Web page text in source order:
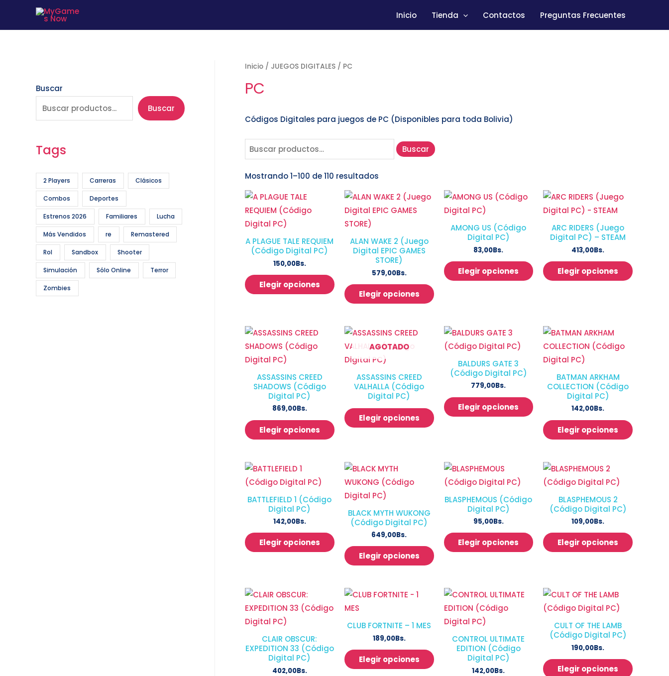
Inicio Tienda Contactos Preguntas Frecuentes
Buscar
Buscar
Tags
2 Players Carreras Clásicos
Combos Deportes
Estrenos 2026 Familiares Lucha
Más Vendidos re Remastered
Rol Sandbox Shooter
Simulación Sólo Online Terror
Zombies
Inicio / JUEGOS DIGITALES / PC
PC
Códigos Digitales para juegos de PC (Disponibles para toda Bolivia)
Buscar
Mostrando 1–100 de 110 resultados
A PLAGUE TALE REQUIEM
(Código Digital PC)
150,00Bs.
Elegir opciones
ALAN WAKE 2 (Juego
Digital EPIC GAMES
STORE)
579,00Bs.
Elegir opciones
AMONG US (Código
Digital PC)
83,00Bs.
Elegir opciones
ARC RIDERS (Juego
Digital PC) – STEAM
413,00Bs.
Elegir opciones
ASSASSINS CREED
SHADOWS (Código
Digital PC)
869,00Bs.
Elegir opciones
AGOTADO
ASSASSINS CREED
VALHALLA (Código
Digital PC)
Elegir opciones
BALDURS GATE 3
(Código Digital PC)
779,00Bs.
Elegir opciones
BATMAN ARKHAM
COLLECTION (Código
Digital PC)
142,00Bs.
Elegir opciones
BATTLEFIELD 1 (Código
Digital PC)
142,00Bs.
Elegir opciones
BLACK MYTH WUKONG
(Código Digital PC)
649,00Bs.
Elegir opciones
BLASPHEMOUS (Código
Digital PC)
95,00Bs.
Elegir opciones
BLASPHEMOUS 2
(Código Digital PC)
109,00Bs.
Elegir opciones
CLAIR OBSCUR:
EXPEDITION 33 (Código
Digital PC)
402,00Bs.
CLUB FORTNITE – 1 MES
189,00Bs.
Elegir opciones
CONTROL ULTIMATE
EDITION (Código
Digital PC)
142,00Bs.
CULT OF THE LAMB
(Código Digital PC)
190,00Bs.
Elegir opciones